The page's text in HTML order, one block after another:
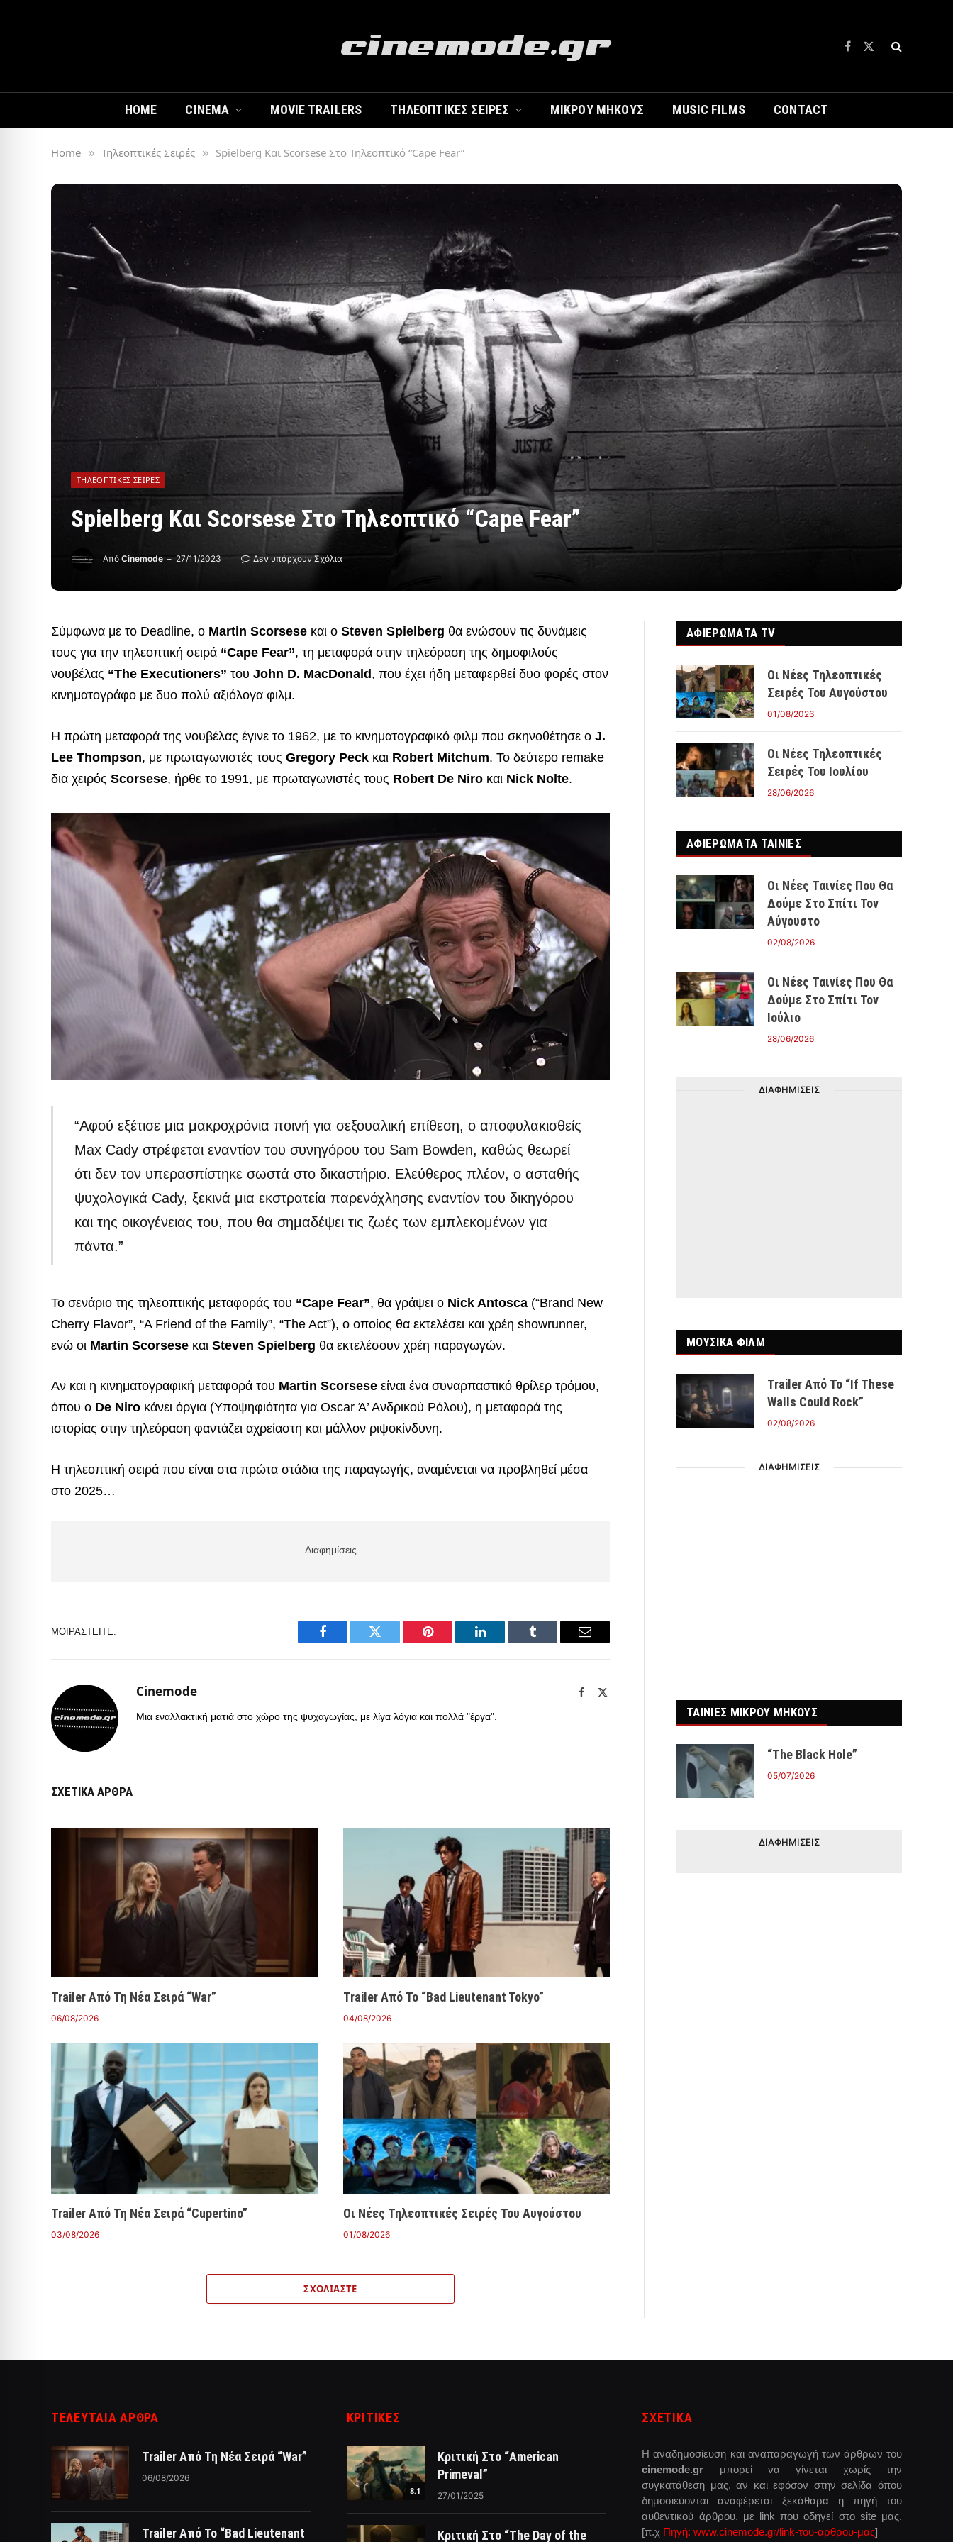
Facebook
X
HOME CINEMA MOVIE TRAILERS ΤΗΛΕΟΠΤΙΚΈΣ ΣΕΙΡΈΣ ΜΙΚΡΟΎ ΜΉΚΟΥΣ MUSIC FILMS CONTACT
Home » Τηλεοπτικές Σειρές » Spielberg Και Scorsese Στο Τηλεοπτικό “Cape Fear”
ΤΗΛΕΟΠΤΙΚΈΣ ΣΕΙΡΈΣ
Spielberg Και Scorsese Στο Τηλεοπτικό “Cape Fear”
Από Cinemode 27/11/2023 Δεν υπάρχουν Σχόλια
Σύμφωνα με το Deadline, ο Martin Scorsese και ο Steven Spielberg θα ενώσουν τις δυνάμεις
τους για την τηλεοπτική σειρά “Cape Fear”, τη μεταφορά στην τηλεόραση της δημοφιλούς
νουβέλας “The Executioners” του John D. MacDonald , που έχει ήδη μεταφερθεί δυο φορές στον
κινηματογράφο με δυο πολύ αξιόλογα φιλμ.
Η πρώτη μεταφορά της νουβέλας έγινε το 1962, με το κινηματογραφικό φιλμ που σκηνοθέτησε ο J.
Lee Thompson, με πρωταγωνιστές τους Gregory Peck και Robert Mitchum. Το δεύτερο remake
δια χειρός Scorsese, ήρθε το 1991, με πρωταγωνιστές τους Robert De Niro και Nick Nolte.
“Αφού εξέτισε μια μακροχρόνια ποινή για σεξουαλική επίθεση, ο αποφυλακισθείς
Max Cady στρέφεται εναντίον του συνηγόρου του Sam Bowden, καθώς θεωρεί
ότι δεν τον υπερασπίστηκε σωστά στο δικαστήριο. Ελεύθερος πλέον, ο ασταθής
ψυχολογικά Cady, ξεκινά μια εκστρατεία παρενόχλησης εναντίον του δικηγόρου
και της οικογένειας του, που θα σημαδέψει τις ζωές των εμπλεκομένων για
πάντα.”
Το σενάριο της τηλεοπτικής μεταφοράς του “Cape Fear”, θα γράψει ο Nick Antosca (“Brand New
Cherry Flavor”, “A Friend of the Family”, “The Act”), ο οποίος θα εκτελέσει και χρέη showrunner,
ενώ οι Martin Scorsese και Steven Spielberg θα εκτελέσουν χρέη παραγωγών.
Αν και η κινηματογραφική μεταφορά του Martin Scorsese είναι ένα συναρπαστικό θρίλερ τρόμου,
όπου ο De Niro κάνει όργια (Υποψηφιότητα για Oscar Ά’ Ανδρικού Ρόλου), η μεταφορά της
ιστορίας στην τηλεόραση φαντάζει αχρείαστη και μάλλον ριψοκίνδυνη.
Η τηλεοπτική σειρά που είναι στα πρώτα στάδια της παραγωγής, αναμένεται να προβληθεί μέσα
στο 2025…
Διαφημίσεις
ΜΟΙΡΑΣΤΕΊΤΕ.
Facebook Twitter Pinterest LinkedIn Tumblr Email
Cinemode Facebook
Μια εναλλακτική ματιά στο χώρο της ψυχαγωγίας, με λίγα λόγια και πολλά "έργα".
ΣΧΕΤΙΚΑ ΑΡΘΡΑ
Trailer Από Τη Νέα Σειρά “War”
06/08/2026
Trailer Από Το “Bad Lieutenant Tokyo”
04/08/2026
Trailer Από Τη Νέα Σειρά “Cupertino”
03/08/2026
Οι Νέες Τηλεοπτικές Σειρές Του Αυγούστου
01/08/2026
ΣΧΟΛΙΆΣΤΕ
ΑΦΙΕΡΩΜΑΤΑ TV
Οι Νέες Τηλεοπτικές
Σειρές Του Αυγούστου
01/08/2026
Οι Νέες Τηλεοπτικές
Σειρές Του Ιουλίου
28/06/2026
ΑΦΙΕΡΩΜΑΤΑ ΤΑΙΝΊΕΣ
Οι Νέες Ταινίες Που Θα
Δούμε Στο Σπίτι Τον
Αύγουστο
02/08/2026
Οι Νέες Ταινίες Που Θα
Δούμε Στο Σπίτι Τον
Ιούλιο
28/06/2026
ΔΙΑΦΗΜΙΣΕΙΣ
ΜΟΥΣΙΚΑ ΦΙΛΜ
Trailer Από Το “If These
Walls Could Rock”
02/08/2026
ΔΙΑΦΗΜΙΣΕΙΣ
ΤΑΙΝΙΕΣ ΜΙΚΡΟΥ ΜΗΚΟΥΣ
“The Black Hole”
05/07/2026
ΔΙΑΦΗΜΙΣΕΙΣ
ΤΕΛΕΥΤΑΙΑ ΑΡΘΡΑ
Trailer Από Τη Νέα Σειρά “War”
06/08/2026
Trailer Από Το “Bad Lieutenant
ΚΡΙΤΙΚΈΣ
8.1
Κριτική Στο “American
Primeval”
27/01/2025
Κριτική Στο “The Day of the
ΣΧΕΤΙΚΑ
Η αναδημοσίευση και αναπαραγωγή των άρθρων του
cinemode.gr μπορεί να γίνεται χωρίς την
συγκατάθεση μας, αν και εφόσον στην σελίδα όπου
δημοσιεύονται αναφέρεται ξεκάθαρα η πηγή του
αυθεντικού άρθρου, με link που οδηγεί στο site μας.
[π.χ Πηγή: www.cinemode.gr/link-του-αρθρου-μας]